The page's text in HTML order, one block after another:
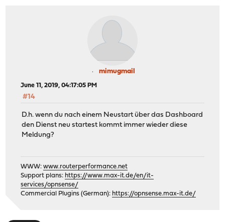
mimugmail
June 11, 2019, 04:17:05 PM
#14
D.h. wenn du nach einem Neustart über das Dashboard
den Dienst neu startest kommt immer wieder diese
Meldung?
WWW:www.routerperformance.net
Support plans: https://www.max-it.de/en/it-
services/opnsense/
Commercial Plugins (German): https://opnsense.max-it.de/